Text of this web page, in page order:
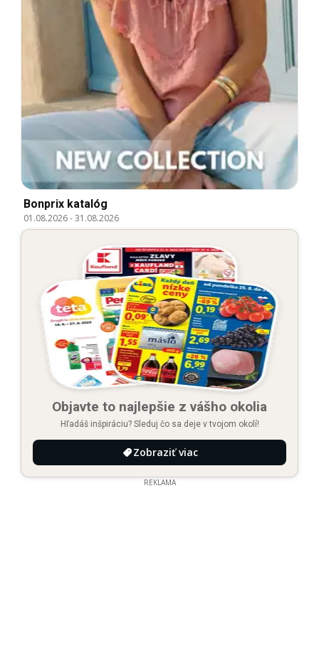
Bonprix katalóg
01.08.2026-31.08.2026
Objavte to najlepšie z vášho okolia
Hľadáš inšpiráciu? Sleduj čo sa deje v tvojom okolí!
Zobraziť viac
REKLAMA